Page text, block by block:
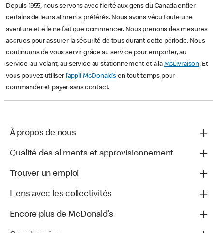
Depuis 1955, nous servons avec fierté aux gens du Canada entier
certains de leurs aliments préférés. Nous avons vécu toute une
aventure et elle ne fait que commencer. Nous prenons des mesures
accrues pour assurer la sécurité de tous durant cette période. Nous
continuons de vous servir grâce au service pour emporter, au
service-au-volant, au service au stationnement et à la McLivraison. Et
vous pouvez utiliser l’appli McDonald’s en tout temps pour
commander et payer sans contact.
À propos de nous
Qualité des aliments et approvisionnement
Trouver un emploi
Liens avec les collectivités
Encore plus de McDonald’s